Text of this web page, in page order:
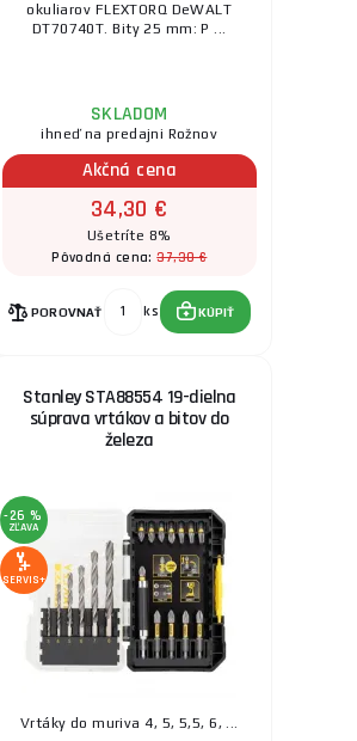
okuliarov FLEXTORQ DeWALT
DT70740T. Bity 25 mm: P ...
SKLADOM
ihneď na predajni Rožnov
Akčná cena
34,30 €
Ušetríte 8%
Pôvodná cena:37,30 €
POROVNAŤ ks KÚPIŤ
Stanley STA88554 19-dielna
súprava vrtákov a bitov do
železa
-26 %
ZĽAVA
SERVIS+
Vrtáky do muriva 4, 5, 5,5, 6, ...